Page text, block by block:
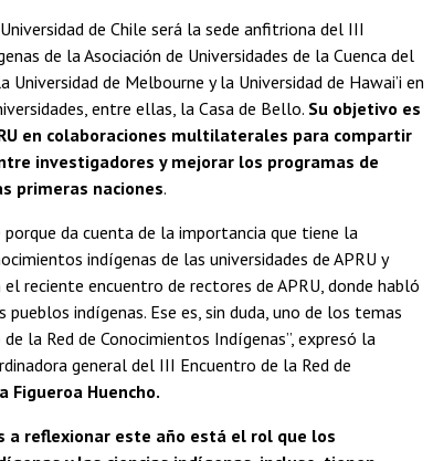
de Chile será la sede anfitriona del III
de la Asociación de Universidades de la Cuenca del
Universidad de Melbourne y la Universidad de Hawai’i en
entre ellas, la Casa de Bello. Su objetivo es
en colaboraciones multilaterales para compartir
investigadores y mejorar los programas de
primeras naciones.
da cuenta de la importancia que tiene la
indígenas de las universidades de APRU y
reciente encuentro de rectores de APRU, donde habló
indígenas. Ese es, sin duda, uno de los temas
la Red de Conocimientos Indígenas”, expresó la
general del III Encuentro de la Red de
Figueroa Huencho.
a reflexionar este año está el rol que los